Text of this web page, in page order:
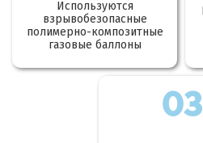
Используются
взрывобезопасные
полимерно-композитные
газовые баллоны
03